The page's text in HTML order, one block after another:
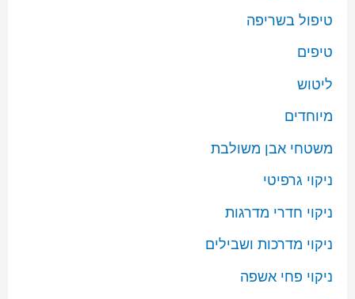
טיפול בשריפה
טיפים
ליטוש
מיוחדים
משטחי אבן משולבת
ניקוי גרפיטי
ניקוי חדרי מדרגות
ניקוי מדרכות ושבילים
ניקוי פחי אשפה